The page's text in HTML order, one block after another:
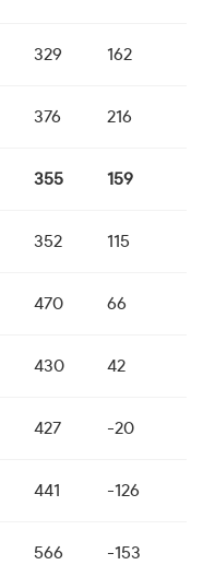
329 162
376 216
355 159
352 115
470 66
430 42
427 -20
441 -126
566 -153